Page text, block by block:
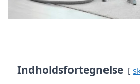
Indholdsfortegnelse